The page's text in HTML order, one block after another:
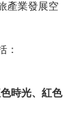
產業發展空
：
時光、紅色